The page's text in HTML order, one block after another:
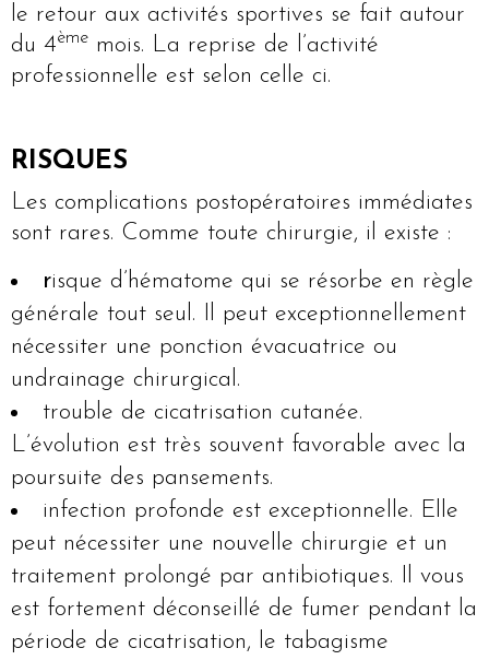
le retour aux activités sportives se fait autour
du 4ème mois. La reprise de l’activité
professionnelle est selon celle ci.
RISQUES
Les complications postopératoires immédiates
sont rares. Comme toute chirurgie, il existe :
risque d’hématome qui se résorbe en règle
générale tout seul. Il peut exceptionnellement
nécessiter une ponction évacuatrice ou
undrainage chirurgical.
trouble de cicatrisation cutanée.
L’évolution est très souvent favorable avec la
poursuite des pansements.
infection profonde est exceptionnelle. Elle
peut nécessiter une nouvelle chirurgie et un
traitement prolongé par antibiotiques. Il vous
est fortement déconseillé de fumer pendant la
période de cicatrisation, le tabagisme